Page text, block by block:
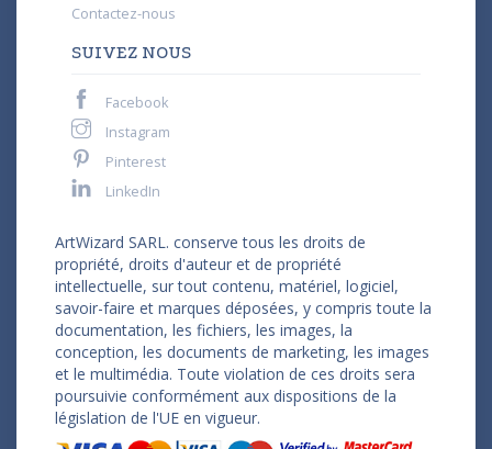
Contactez-nous
SUIVEZ NOUS
Facebook
Instagram
Pinterest
LinkedIn
ArtWizard SARL. conserve tous les droits de
propriété, droits d'auteur et de propriété
intellectuelle, sur tout contenu, matériel, logiciel,
savoir-faire et marques déposées, y compris toute la
documentation, les fichiers, les images, la
conception, les documents de marketing, les images
et le multimédia. Toute violation de ces droits sera
poursuivie conformément aux dispositions de la
législation de l'UE en vigueur.